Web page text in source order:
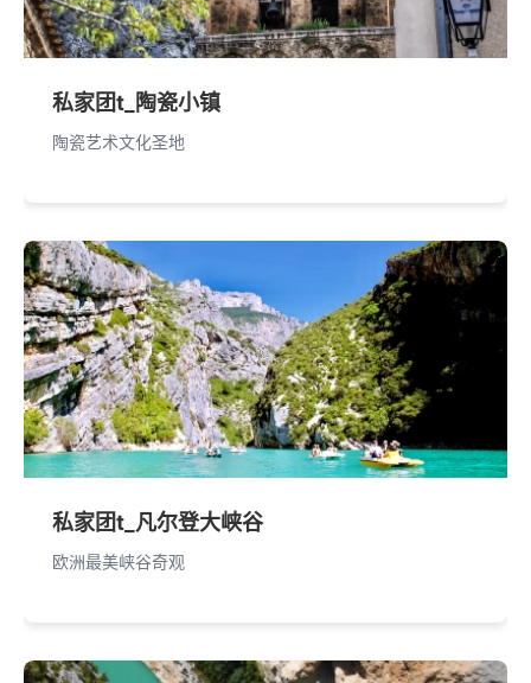
私家团t_陶瓷小镇
陶瓷艺术文化圣地
私家团t_凡尔登大峡谷
欧洲最美峡谷奇观